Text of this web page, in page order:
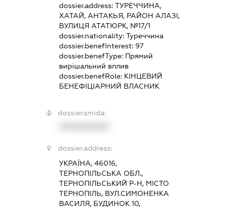
dossier.address:ТУРЕЧЧИНА,
ХАТАЙ, АНТАКЬЯ, РАЙОН АЛАЗІ,
ВУЛИЦЯ АТАТЮРК, №17/1
dossier.nationality:Туреччина
dossier.benefInterest: 97
dossier.benefType: Прямий
вирішальний вплив
dossier.benefRole: КІНЦЕВИЙ
БЕНЕФІЦІАРНИЙ ВЛАСНИК
dossier.smida:
dossier.address:
УКРАЇНА, 46016,
ТЕРНОПІЛЬСЬКА ОБЛ.,
ТЕРНОПІЛЬСЬКИЙ Р-Н, МІСТО
ТЕРНОПІЛЬ, ВУЛ.СИМОНЕНКА
ВАСИЛЯ, БУДИНОК 10,